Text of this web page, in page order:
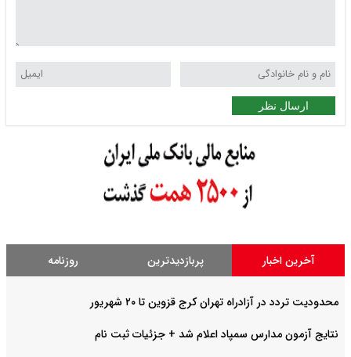
ارسال نظر
آخرین اخبار پربازدیدترین روزنامه
محدودیت تردد در آزادراه تهران کرج قزوین تا ۲۰ شهریور
نتایج آزمون مدارس سمپاد اعلام شد + جزئیات ثبت نام